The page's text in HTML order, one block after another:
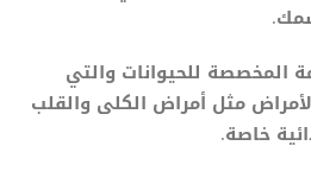
المخصصة للحيوانات والتي
مثل أمراض الكلى والقلب
خاصة.